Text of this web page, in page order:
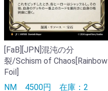
[FaB][JPN]混沌の分
裂/Schism of Chaos[Rainbow
Foil]
NM 4500円 在庫：2